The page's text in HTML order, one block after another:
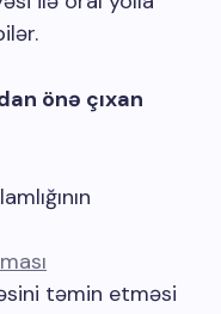
önə çıxan
təmin etməsi